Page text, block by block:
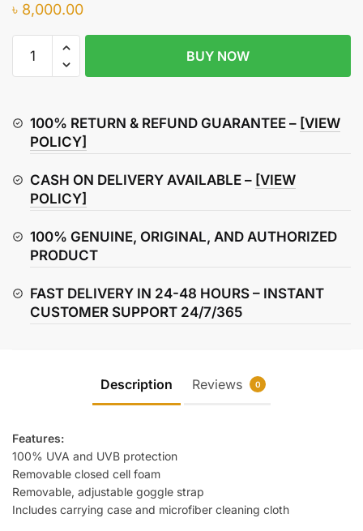
৳ 8,000.00
Renegade
Goggles
quantity
BUY NOW
100% RETURN & REFUND GUARANTEE – [VIEW
POLICY]
CASH ON DELIVERY AVAILABLE – [VIEW
POLICY]
100% GENUINE, ORIGINAL, AND AUTHORIZED
PRODUCT
FAST DELIVERY IN 24-48 HOURS – INSTANT
CUSTOMER SUPPORT 24/7/365
Description Reviews 0
Features:
100% UVA and UVB protection
Removable closed cell foam
Removable, adjustable goggle strap
Includes carrying case and microfiber cleaning cloth